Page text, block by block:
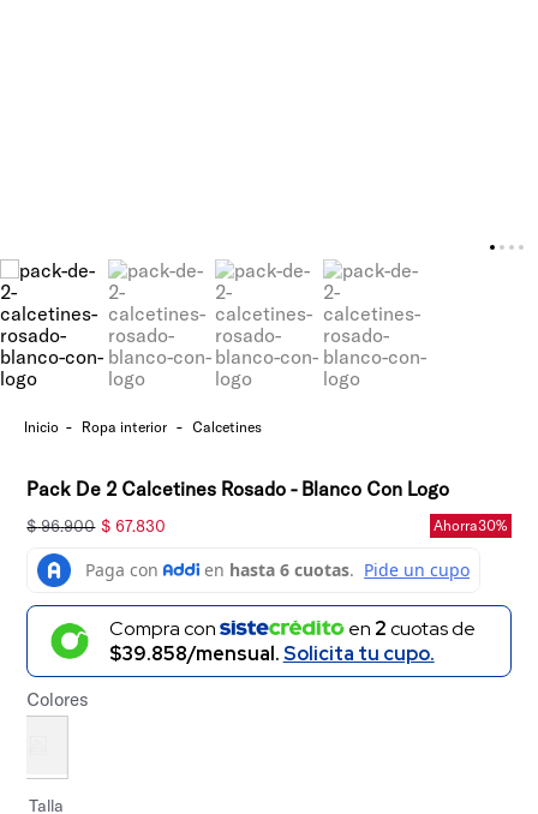
ropa interior calcetines
Pack De 2 Calcetines Rosado - Blanco Con Logo
$96.900 $ 67.830 Ahorra30%
Compra con en 2cuotas de
$39.858/mensual.Solicita tu cupo.
Colores
Talla